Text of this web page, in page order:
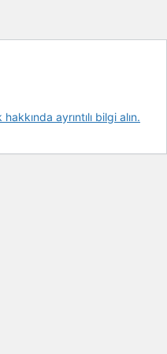
ayrıntılı bilgi alın.